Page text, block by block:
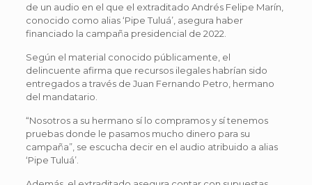
de un audio en el que el extraditado Andrés Felipe Marín,
conocido como alias ‘Pipe Tuluá’, asegura haber
financiado la campaña presidencial de 2022.
Según el material conocido públicamente, el
delincuente afirma que recursos ilegales habrían sido
entregados a través de Juan Fernando Petro, hermano
del mandatario.
“Nosotros a su hermano sí lo compramos y sí tenemos
pruebas donde le pasamos mucho dinero para su
campaña”, se escucha decir en el audio atribuido a alias
‘Pipe Tuluá’.